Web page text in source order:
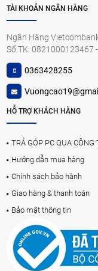
TÀI KHOẢN NGÂN HÀNG
Ngân Hàng
Số TK: 0821000123467
0363428255
HỖ TRỢ KHÁCH HÀNG
TRẢ GÓP PC QUA CÔNG
Hướng dẫn mua hàng
Chính sách bảo hành
Giao hàng & thanh toán
Bảo mật thông tin